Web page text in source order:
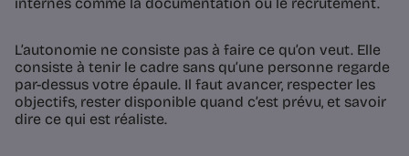
L’autonomie ne consiste pas à faire ce qu’on veut. Elle
consiste à tenir le cadre sans qu’une personne regarde
par-dessus votre épaule. Il faut avancer, respecter les
objectifs, rester disponible quand c’est prévu, et savoir
dire ce qui est réaliste.